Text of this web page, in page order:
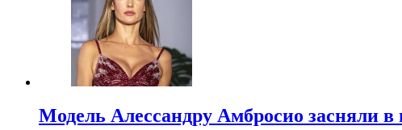
Модель Алессандру Амбросио засняли в